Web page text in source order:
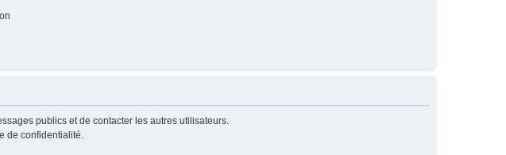
publics et de contacter les autres utilisateurs.
de confidentialité.